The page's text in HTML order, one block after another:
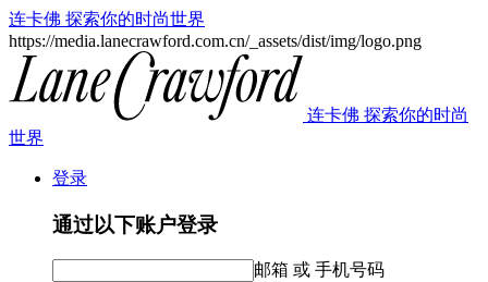
连卡佛 探索你的时尚世界
https://media.lanecrawford.com.cn/_assets/dist/img/logo.png
连卡佛 探索你的时尚
世界
登录
通过以下账户登录
邮箱 或 手机号码